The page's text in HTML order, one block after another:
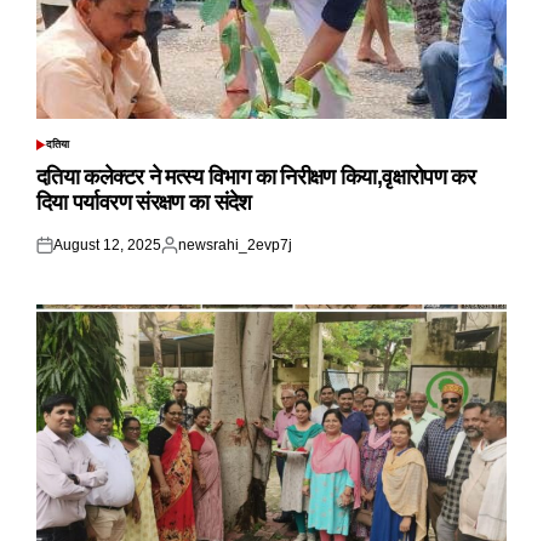
POSTED
दतिया
दतिया कलेक्टर ने मत्स्य विभाग का निरीक्षण किया,वृक्षारोपण कर
दिया पर्यावरण संरक्षण का संदेश
Posted
August 12, 2025
Posted
newsrahi_2evp7j